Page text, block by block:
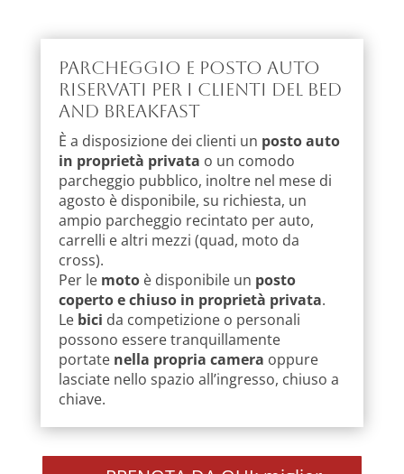
Parcheggio e posto auto
riservati per i clienti del Bed
and Breakfast
È a disposizione dei clienti un posto auto
in proprietà privata o un comodo
parcheggio pubblico, inoltre nel mese di
agosto è disponibile, su richiesta, un
ampio parcheggio recintato per auto,
carrelli e altri mezzi (quad, moto da
cross).
Per le motoè disponibile un posto
coperto e chiuso in proprietà privata.
Le bici da competizione o personali
possono essere tranquillamente
portate nella propria camera oppure
lasciate nello spazio all’ingresso, chiuso a
chiave.